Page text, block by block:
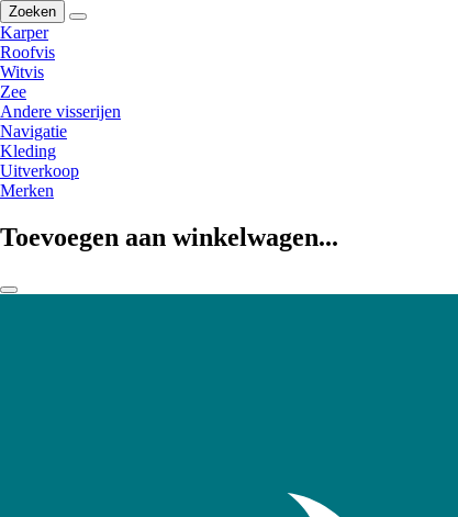
Zoeken
Karper
Roofvis
Witvis
Zee
Andere visserijen
Navigatie
Kleding
Uitverkoop
Merken
Toevoegen aan winkelwagen...